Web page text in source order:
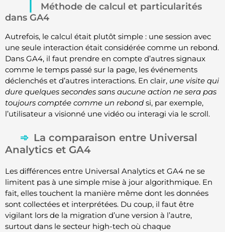
Méthode de calcul et particularités
dans GA4
Autrefois, le calcul était plutôt simple : une session avec
une seule interaction était considérée comme un rebond.
Dans GA4, il faut prendre en compte d’autres signaux
comme le temps passé sur la page, les événements
déclenchés et d’autres interactions. En clair, une visite qui
dure quelques secondes sans aucune action ne sera pas
toujours comptée comme un rebond si, par exemple,
l’utilisateur a visionné une vidéo ou interagi via le scroll.
La comparaison entre Universal
Analytics et GA4
Les différences entre Universal Analytics et GA4 ne se
limitent pas à une simple mise à jour algorithmique. En
fait, elles touchent la manière même dont les données
sont collectées et interprétées. Du coup, il faut être
vigilant lors de la migration d’une version à l’autre,
surtout dans le secteur high-tech où chaque